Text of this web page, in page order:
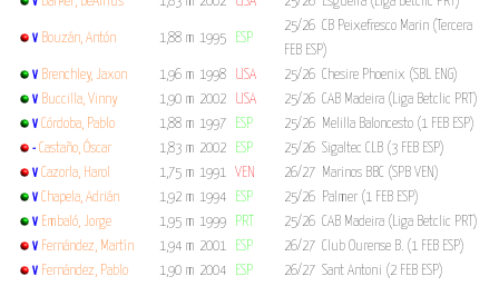
V
V Bouzán, Antón 1,88 m 1995 ESP
25/26 CB Peixefresco Marin (Tercera
FEB ESP)
V Brenchley, Jaxon 1,96 m 1998 USA 25/26 Chesire Phoenix (SBL ENG)
V Buccilla, Vinny 1,90 m 2002 USA 25/26 CAB Madeira (Liga Betclic PRT)
V Córdoba, Pablo 1,88 m 1997 ESP 25/26 Melilla Baloncesto (1 FEB ESP)
- Castaño, Óscar 1,83 m 2002 ESP 25/26 Sigaltec CLB (3 FEB ESP)
V Cazorla, Harol 1,75 m 1991 VEN 26/27 Marinos BBC (SPB VEN)
V Chapela, Adrián 1,92 m 1994 ESP 25/26 Palmer (1 FEB ESP)
V Embaló, Jorge 1,95 m 1999 PRT 25/26 CAB Madeira (Liga Betclic PRT)
V Fernández, Martín 1,94 m 2001 ESP 26/27 Club Ourense B. (1 FEB ESP)
V Fernández, Pablo 1,90 m 2004 ESP 26/27 Sant Antoni (2 FEB ESP)